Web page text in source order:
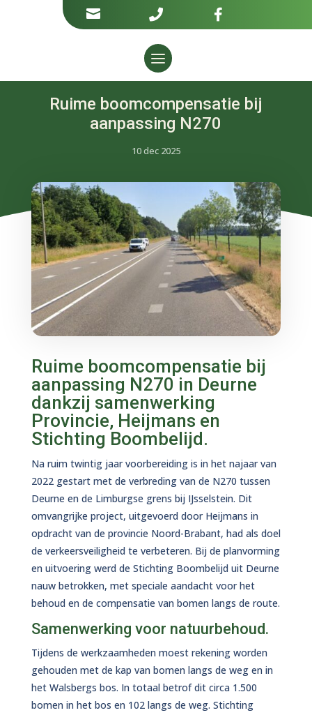
  
Ruime boomcompensatie bij
aanpassing N270
10 dec 2025
Ruime boomcompensatie bij
aanpassing N270 in Deurne
dankzij samenwerking
Provincie, Heijmans en
Stichting Boombelijd.
Na ruim twintig jaar voorbereiding is in het najaar van
2022 gestart met de verbreding van de N270 tussen
Deurne en de Limburgse grens bij IJsselstein. Dit
omvangrijke project, uitgevoerd door Heijmans in
opdracht van de provincie Noord-Brabant, had als doel
de verkeersveiligheid te verbeteren. Bij de planvorming
en uitvoering werd de Stichting Boombelijd uit Deurne
nauw betrokken, met speciale aandacht voor het
behoud en de compensatie van bomen langs de route.
Samenwerking voor natuurbehoud.
Tijdens de werkzaamheden moest rekening worden
gehouden met de kap van bomen langs de weg en in
het Walsbergs bos. In totaal betrof dit circa 1.500
bomen in het bos en 102 langs de weg. Stichting